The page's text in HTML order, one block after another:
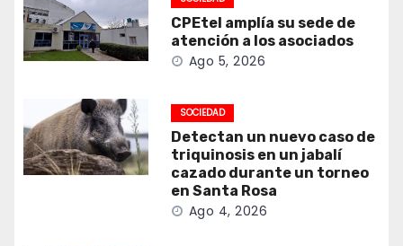
CPEtel amplía su sede de
atención a los asociados
Ago 5, 2026
SOCIEDAD
Detectan un nuevo caso de
triquinosis en un jabalí
cazado durante un torneo
en Santa Rosa
Ago 4, 2026